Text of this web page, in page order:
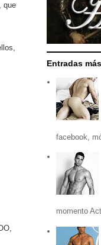
que
Entradas
facebook,
momento